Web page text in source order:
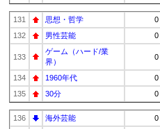
131 思想・哲学
0
132
男性芸能 0
133
ゲーム（ハード/業
界）
0
134 1960年代
0
135
30分 0
136 海外芸能
0